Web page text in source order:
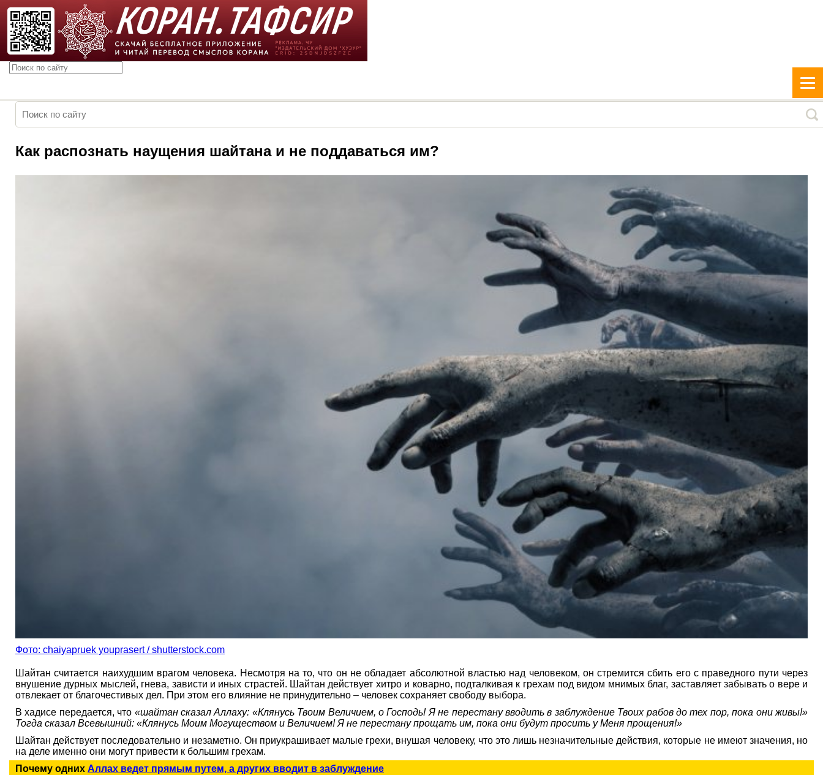
Как распознать наущения шайтана и не поддаваться им?
Фото: chaiyapruek youprasert / shutterstock.com
Шайтан считается наихудшим врагом человека. Несмотря на то, что он не обладает абсолютной властью над человеком, он стремится сбить его с праведного пути через
внушение дурных мыслей, гнева, зависти и иных страстей. Шайтан действует хитро и коварно, подталкивая к грехам под видом мнимых благ, заставляет забывать о вере и
отвлекает от благочестивых дел. При этом его влияние не принудительно – человек сохраняет свободу выбора.
В хадисе передается, что «шайтан сказал Аллаху: «Клянусь Твоим Величием, о Господь! Я не перестану вводить в заблуждение Твоих рабов до тех пор, пока они живы!»
Тогда сказал Всевышний: «Клянусь Моим Могуществом и Величием! Я не перестану прощать им, пока они будут просить у Меня прощения!»
Шайтан действует последовательно и незаметно. Он приукрашивает малые грехи, внушая человеку, что это лишь незначительные действия, которые не имеют значения, но
на деле именно они могут привести к большим грехам.
Почему одних Аллах ведет прямым путем, а других вводит в заблуждение